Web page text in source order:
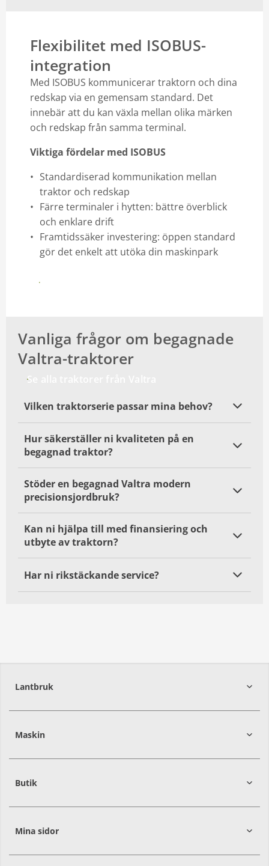
Flexibilitet med ISOBUS-
integration
Med ISOBUS kommunicerar traktorn och dina
redskap via en gemensam standard. Det
innebär att du kan växla mellan olika märken
och redskap från samma terminal.
Viktiga fördelar med ISOBUS
Standardiserad kommunikation mellan
traktor och redskap
Färre terminaler i hytten: bättre överblick
och enklare drift
Framtidssäker investering: öppen standard
gör det enkelt att utöka din maskinpark
Hitta en modell med ISOBUS
Vanliga frågor om begagnade
Valtra-traktorer
Se alla traktorer från Valtra
Vilken traktorserie passar mina behov?
Hur säkerställer ni kvaliteten på en
begagnad traktor?
Stöder en begagnad Valtra modern
precisionsjordbruk?
Kan ni hjälpa till med finansiering och
utbyte av traktorn?
Har ni rikstäckande service?
Lantbruk
39239
Maskin
27430
Butik
Mina sidor